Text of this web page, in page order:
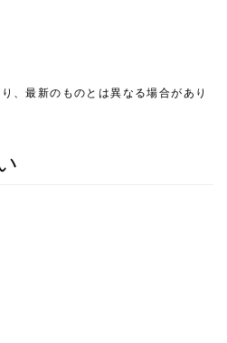
、最新のものとは異なる場合があり